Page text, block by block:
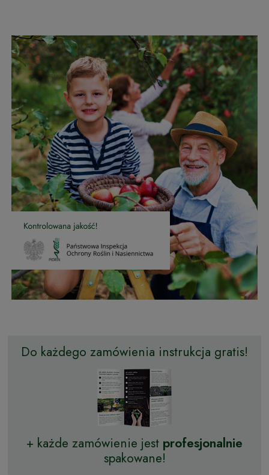
Do każdego zamówienia instrukcja gratis!
+ każde zamówienie jest profesjonalnie
spakowane!